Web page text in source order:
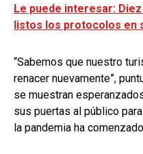
Le puede interesar:
listos los protocolos en
“Sabemos que nuestro
renacer nuevamente”,
se muestran
sus puertas al público
la pandemia ha